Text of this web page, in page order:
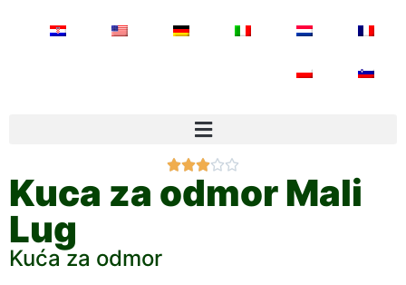

Kuca za odmor Mali
Lug
Kuća za odmor